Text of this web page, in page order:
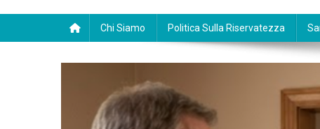
Chi Siamo Politica Sulla Riservatezza